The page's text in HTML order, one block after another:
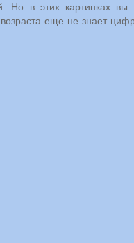
Но в этих картинках вы
возраста еще не знает